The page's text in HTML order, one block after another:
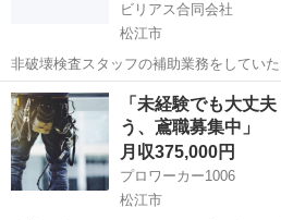
ビリアス合同会社
松江市
非破壊検査スタッフの補助業務をしていただきます。
は＞ 公共の施設やプラント工場の機械などの 内部の劣化を確認するこ
とが難しい検査対象を 専門機器を使用して
は検査...
島根 松江市 その他 業務
「未経験でも大丈
う、鳶職募集中」
月収375,000円
プロワーカー1006
松江市